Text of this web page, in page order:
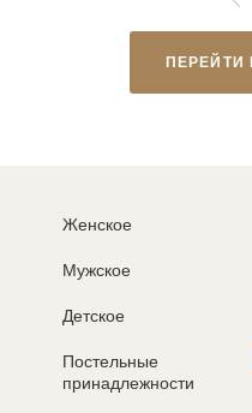
ПЕРЕЙТИ
Женское
Мужское
Детское
Постельные
принадлежности